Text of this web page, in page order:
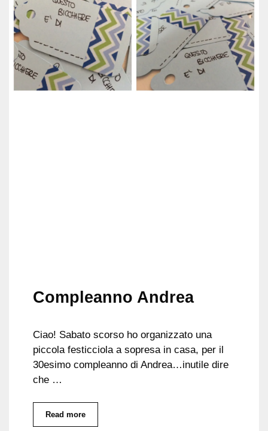
Compleanno Andrea
Ciao! Sabato scorso ho organizzato una
piccola festicciola a sopresa in casa, per il
30esimo compleanno di Andrea…inutile dire
che …
Read more